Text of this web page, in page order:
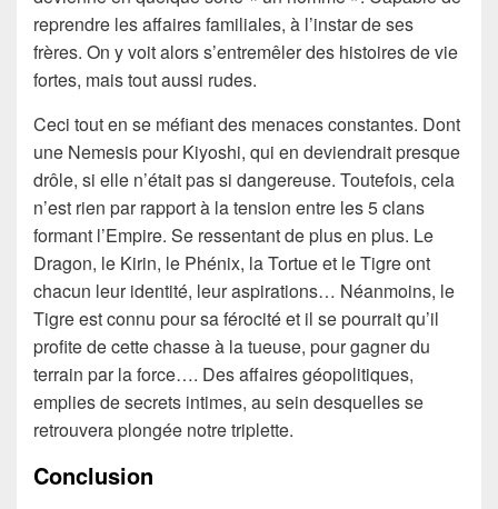
reprendre les affaires familiales, à l’instar de ses
frères. On y voit alors s’entremêler des histoires de vie
fortes, mais tout aussi rudes.
Ceci tout en se méfiant des menaces constantes. Dont
une Nemesis pour Kiyoshi, qui en deviendrait presque
drôle, si elle n’était pas si dangereuse. Toutefois, cela
n’est rien par rapport à la tension entre les 5 clans
formant l’Empire. Se ressentant de plus en plus. Le
Dragon, le Kirin, le Phénix, la Tortue et le Tigre ont
chacun leur identité, leur aspirations… Néanmoins, le
Tigre est connu pour sa férocité et il se pourrait qu’il
profite de cette chasse à la tueuse, pour gagner du
terrain par la force…. Des affaires géopolitiques,
emplies de secrets intimes, au sein desquelles se
retrouvera plongée notre triplette.
Conclusion